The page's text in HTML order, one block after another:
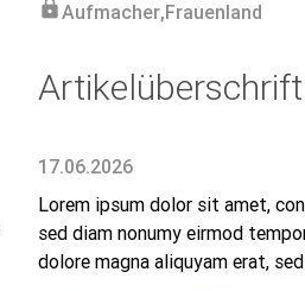
lockAufmacher,Frauenland
Artikelüberschrift
17.06.2026
Lorem ipsum dolor sit amet,
sed diam nonumy eirmod
dolore magna aliquyam erat, sed